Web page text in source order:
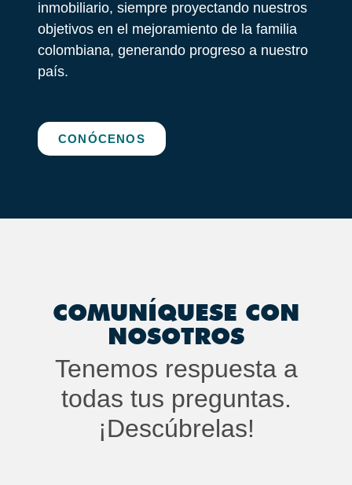
inmobiliario, siempre proyectando nuestros
objetivos en el mejoramiento de la familia
colombiana, generando progreso a nuestro
país.
CONÓCENOS
COMUNÍQUESE CON
NOSOTROS
Tenemos respuesta a
todas tus preguntas.
¡Descúbrelas!